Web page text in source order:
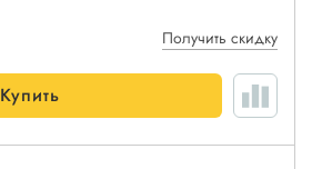
Получить скидку
Купить